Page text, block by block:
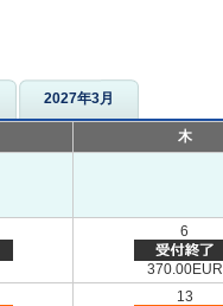
2027年3月
木
6
370.00EUR
13